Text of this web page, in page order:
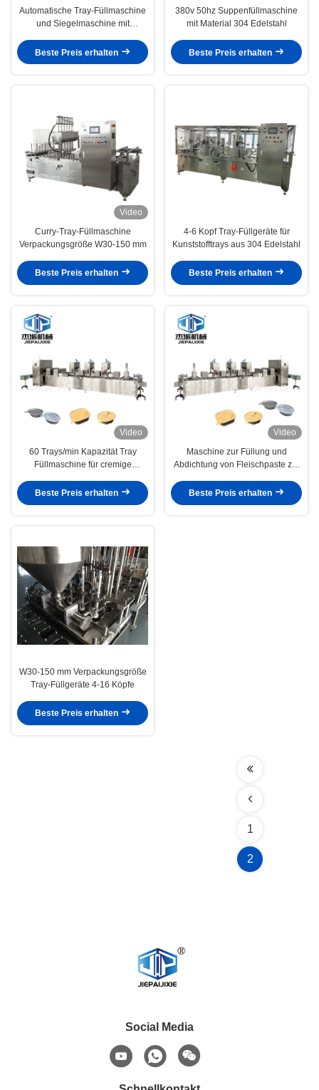
Automatische Tray-Füllmaschine
und Siegelmaschine mit
Beste Preis erhalten
380v 50hz Suppenfüllmaschine
mit Material 304 Edelstahl
Beste Preis erhalten
Video
Curry-Tray-Füllmaschine
Verpackungsgröße W30-150 mm
Beste Preis erhalten
4-6 Kopf Tray-Füllgeräte für
Kunststofftrays aus 304 Edelstahl
Beste Preis erhalten
Video
60 Trays/min Kapazität Tray
Füllmaschine für cremige
Creme
Beste Preis erhalten
Video
Maschine zur Füllung und
Abdichtung von Fleischpaste zur
Beste Preis erhalten
W30-150 mm Verpackungsgröße
Tray-Füllgeräte 4-16 Köpfe
Beste Preis erhalten
1
2
Social Media